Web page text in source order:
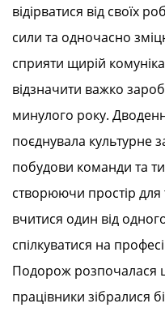
відірватися від своїх
сили та одночасно
сприяти щирій
відзначити важко
минулого року.
поєднувала культурне
побудови команди та
створюючи простір
вчитися один від
спілкуватися на
Подорож розпочалася
працівники зібралися